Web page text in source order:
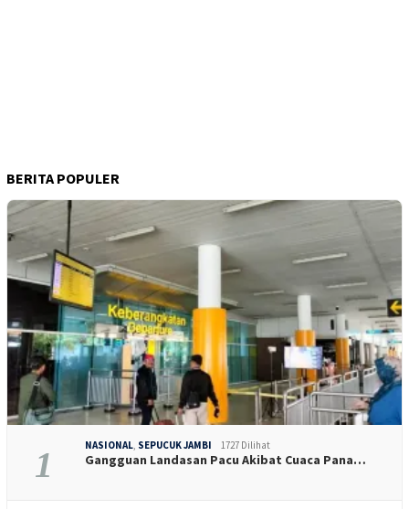
BERITA POPULER
1 NASIONAL, SEPUCUK JAMBI 1727 Dilihat
Gangguan Landasan Pacu Akibat Cuaca Pana…